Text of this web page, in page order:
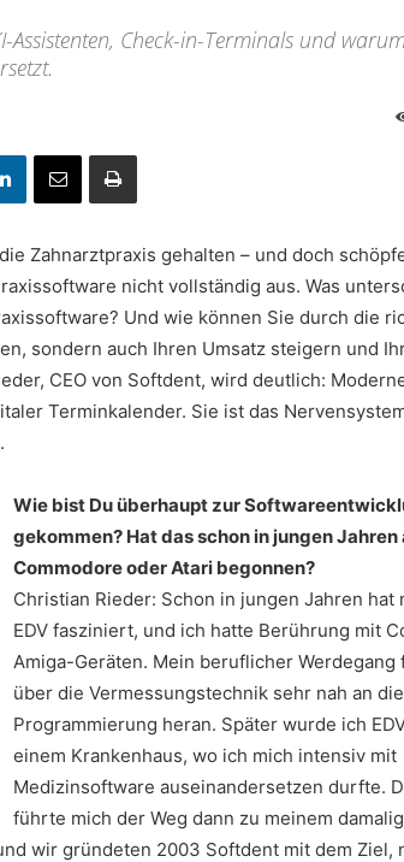
Assistenten, Check-in-Terminals und
Zahnarztpraxis gehalten – und doch
nicht vollständig aus. Was
Und wie können Sie durch die
sondern auch Ihren Umsatz steigern und
CEO von Softdent, wird deutlich:
Terminkalender. Sie ist das
Wie bist Du überhaupt zur
gekommen? Hat das schon in jungen Jahren
Commodore oder Atari begonnen?
Christian Rieder: Schon in jungen Jahren hat
EDV fasziniert, und ich hatte Berührung mit
Amiga-Geräten. Mein beruflicher Werdegang
über die Vermessungstechnik sehr nah an
Programmierung heran. Später wurde ich
einem Krankenhaus, wo ich mich intensiv mit
Medizinsoftware auseinandersetzen durfte.
führte mich der Weg dann zu meinem
wir gründeten 2003 Softdent mit dem Ziel,